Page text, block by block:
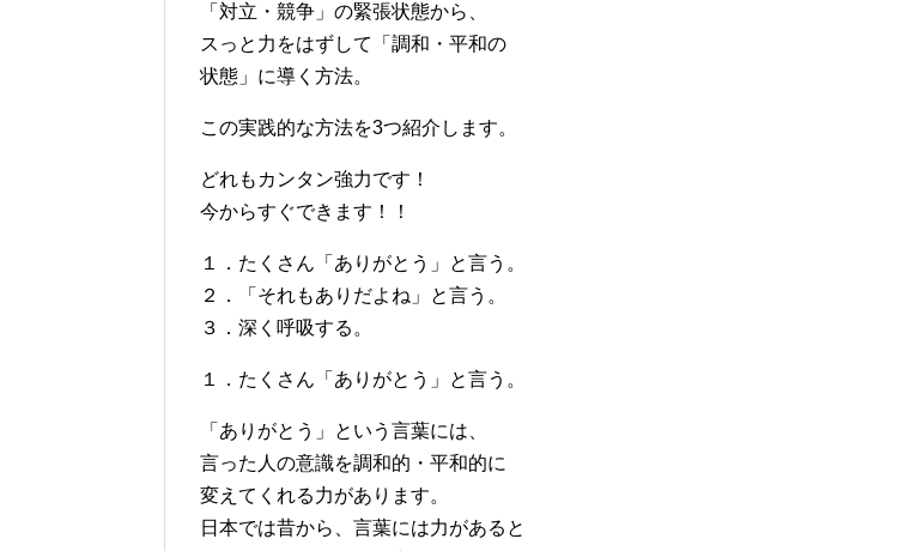
「対立・競争」の緊張状態から、
スっと力をはずして「調和・平和の
状態」に導く方法。
この実践的な方法を3つ紹介します。
どれもカンタン強力です！
今からすぐできます！！
１．たくさん「ありがとう」と言う。
２．「それもありだよね」と言う。
３．深く呼吸する。
１．たくさん「ありがとう」と言う。
「ありがとう」という言葉には、
言った人の意識を調和的・平和的に
変えてくれる力があります。
日本では昔から、言葉には力があると